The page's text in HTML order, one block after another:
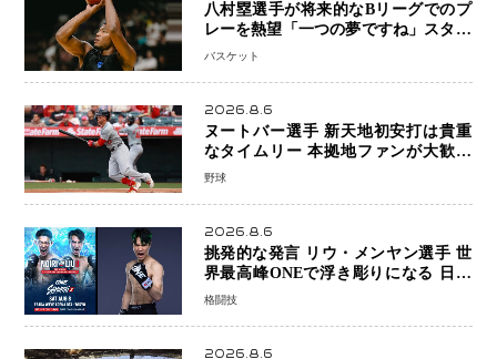
八村塁選手が将来的なBリーグでのプ
レーを熱望「一つの夢ですね」スター
帰還がリーグ価値を押し上げる可能性
バスケット
2026.8.6
ヌートバー選手 新天地初安打は貴重
なタイムリー 本拠地ファンが大歓声
笑顔で歓喜
野球
2026.8.6
挑発的な発言 リウ・メンヤン選手 世
界最高峰ONEで浮き彫りになる 日本
キックボクシングが直面する“技術
格闘技
2026.8.6